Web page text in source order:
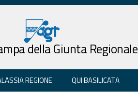
della Giunta Regionale
REGIONE QUI BASILICATA